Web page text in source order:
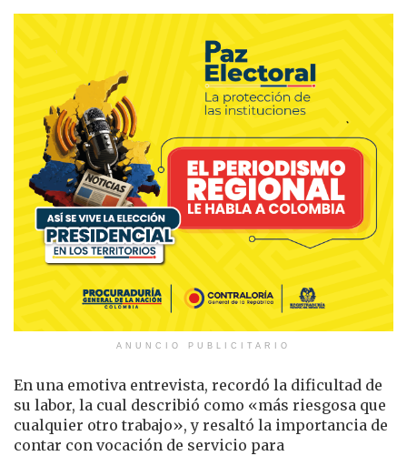
ANUNCIO PUBLICITARIO
En una emotiva entrevista, recordó la dificultad de
su labor, la cual describió como «más riesgosa que
cualquier otro trabajo», y resaltó la importancia de
contar con vocación de servicio para